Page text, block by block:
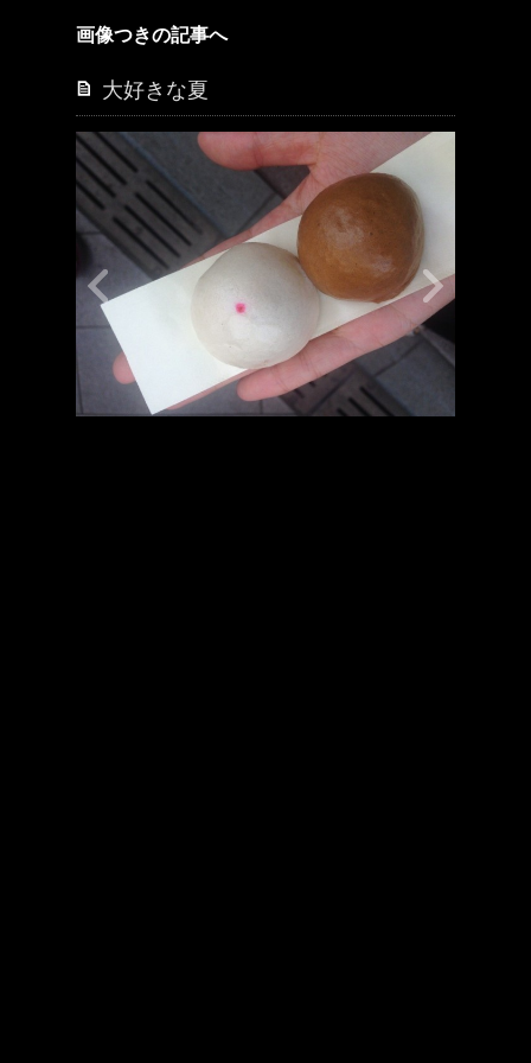
画像つきの記事へ
大好きな夏